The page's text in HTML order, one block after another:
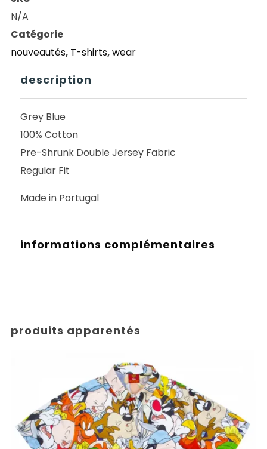
CONTRAST
TEE
STROKE
LOGO
GREY
BLUE
N/A
Catégorie
nouveautés, T-shirts,wear
description
Grey Blue
100% Cotton
Pre-Shrunk Double Jersey Fabric
Regular Fit
Made in Portugal
informations complémentaires
produits apparentés